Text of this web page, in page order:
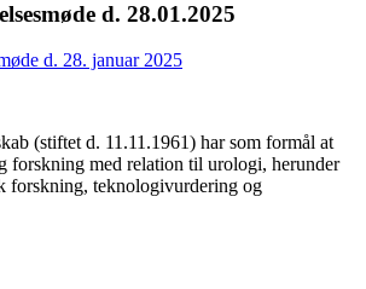
d. 28.01.2025
d. 28. januar 2025
(stiftet d. 11.11.1961) har som formål at
forskning med relation til urologi, herunder
forskning, teknologivurdering og